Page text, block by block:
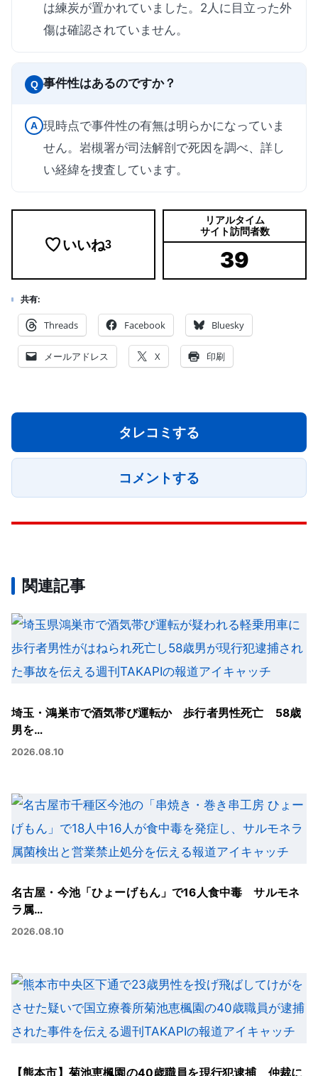
は練炭が置かれていました。2人に目立った外
傷は確認されていません。
Q 事件性はあるのですか？
A 現時点で事件性の有無は明らかになっていま
せん。岩槻署が司法解剖で死因を調べ、詳し
い経緯を捜査しています。
いいね3
リアルタイム
サイト訪問者数
39
共有:
Threads Facebook Bluesky
メールアドレス X 印刷
タレコミする
コメントする
関連記事
埼玉・鴻巣市で酒気帯び運転か 歩行者男性死亡 58歳
男を…
2026.08.10
名古屋・今池「ひょーげもん」で16人食中毒 サルモネ
ラ属…
2026.08.10
【熊本市】菊池恵楓園の40歳職員を現行犯逮捕 仲裁に